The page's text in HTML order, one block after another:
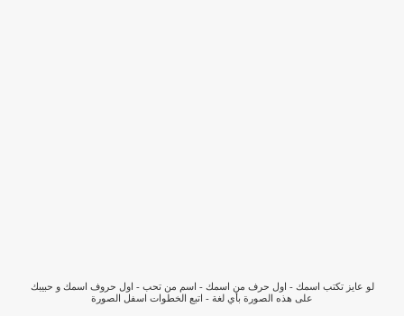
لو عايز تكتب اسمك - اول حرف من اسمك - اسم من تحب - اول حروف اسمك و حبيبك
على هذه الصورة بأي لغة - اتبع الخطوات اسفل الصورة